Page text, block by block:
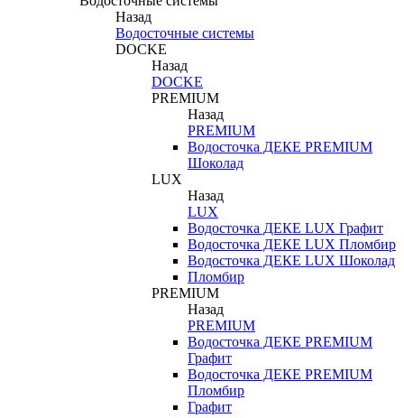
Назад
Водосточные системы
DOCKE
Назад
DOCKE
PREMIUM
Назад
PREMIUM
Водосточка ДЕКЕ PREMIUM
Шоколад
LUX
Назад
LUX
Водосточка ДЕКЕ LUX Графит
Водосточка ДЕКЕ LUX Пломбир
Водосточка ДЕКЕ LUX Шоколад
Пломбир
PREMIUM
Назад
PREMIUM
Водосточка ДЕКЕ PREMIUM
Графит
Водосточка ДЕКЕ PREMIUM
Пломбир
Графит